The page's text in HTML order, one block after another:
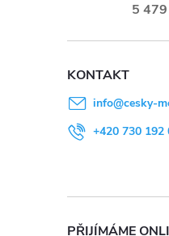
5
KONTAKT
info@cesky-
+420 730 192
PŘIJÍMÁME